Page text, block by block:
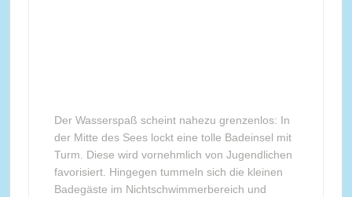
Der Wasserspaß scheint nahezu grenzenlos: In
der Mitte des Sees lockt eine tolle Badeinsel mit
Turm. Diese wird vornehmlich von Jugendlichen
favorisiert. Hingegen tummeln sich die kleinen
Badegäste im Nichtschwimmerbereich und